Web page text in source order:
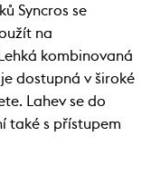
Syncros se
na
kombinovaná
dostupná v široké
Lahev se do
také s přístupem